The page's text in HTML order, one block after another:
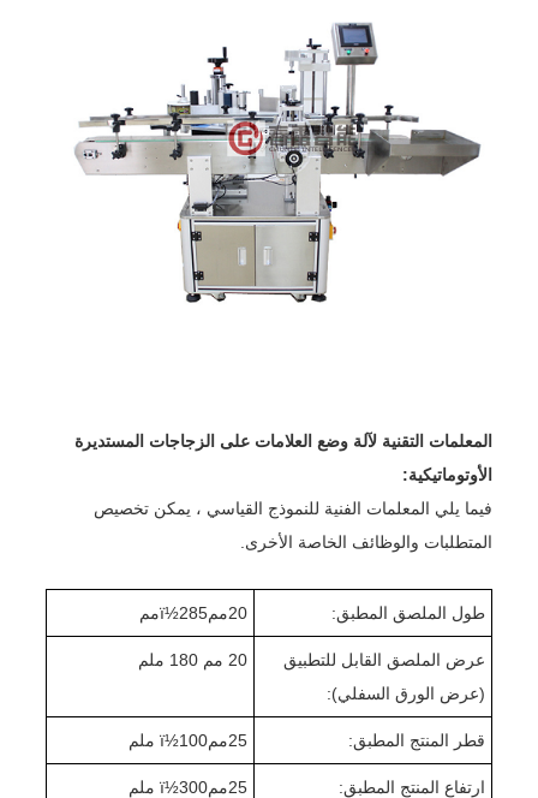
المعلمات التقنية لآلة وضع العلامات على الزجاجات المستديرة
الأوتوماتيكية:
فيما يلي المعلمات الفنية للنموذج القياسي ، يمكن تخصيص
المتطلبات والوظائف الخاصة الأخرى.
طول الملصق المطبق: 20ممï½285 مم
عرض الملصق القابل للتطبيق
(عرض الورق السفلي):
20 مم 1 80 ملم
قطر المنتج المطبق: 25ممï½ 100 ملم
ارتفاع المنتج المطبق: 25ممï½ 300 ملم